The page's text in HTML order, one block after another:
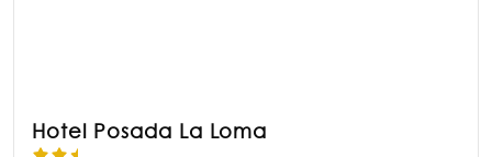
Hotel Posada La Loma